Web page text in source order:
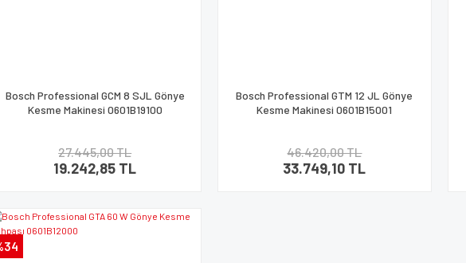
Bosch Professional GCM 8 SJL Gönye
Kesme Makinesi 0601B19100
27.445,00 TL
19.242,85 TL
Bosch Professional GTM 12 JL Gönye
Kesme Makinesi 0601B15001
46.420,00 TL
33.749,10 TL